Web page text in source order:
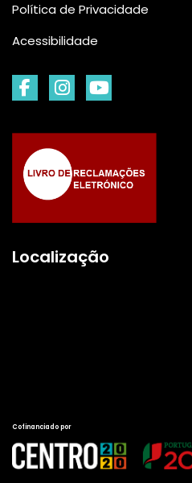
Política de Privacidade
Acessibilidade
Localização
Cofinanciado por